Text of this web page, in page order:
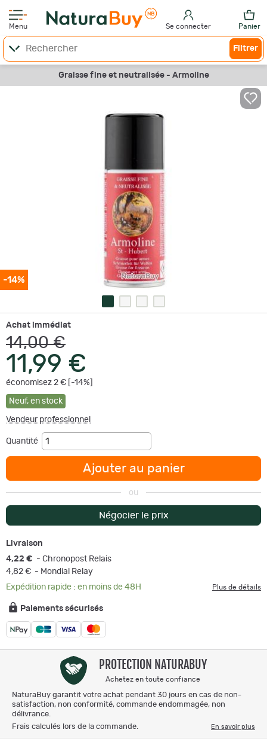
Menu Se connecter Panier
Filtrer
Graisse fine et neutralisée - Armoline
-14%
Achat immédiat
14,00 €
11,99 €
économisez 2 € [-14%]
Neuf, en stock
Vendeur professionnel
Quantité
Ajouter au panier
ou
Négocier le prix
Livraison
4,22 € - Chronopost Relais
4,82 € - Mondial Relay
Expédition rapide : en moins de 48H
Plus de détails
Paiements sécurisés
PROTECTION NATURABUY
Achetez en toute confiance
NaturaBuy garantit votre achat pendant 30 jours en cas de non-
satisfaction, non conformité, commande endommagée, non
délivrance.
Frais calculés lors de la commande.
En savoir plus